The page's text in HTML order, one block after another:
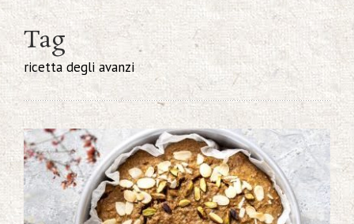
Tag
ricetta degli avanzi